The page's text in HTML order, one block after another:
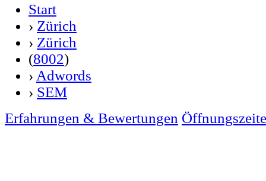
Start
› Zürich
› Zürich
(8002)
› Adwords
› SEM
Erfahrungen & Bewertungen